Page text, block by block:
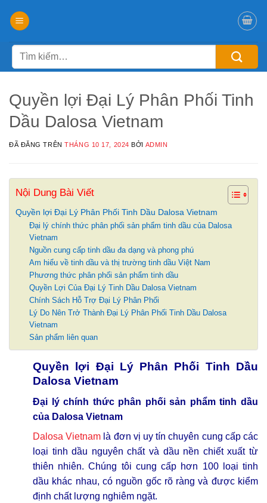
đến
dungTìm
kiếm:
Quyền lợi Đại Lý Phân Phối Tinh
Dầu Dalosa Vietnam
ĐÃ ĐĂNG TRÊNTHÁNG 10 17, 2024 BỞI ADMIN
Nội Dung Bài Viết
Quyền lợi Đại Lý Phân Phối Tinh Dầu Dalosa Vietnam
Đại lý chính thức phân phối sản phẩm tinh dầu của Dalosa
Vietnam
Nguồn cung cấp tinh dầu đa dạng và phong phú
Am hiểu về tinh dầu và thị trường tinh dầu Việt Nam
Phương thức phân phối sản phẩm tinh dầu
Quyền Lợi Của Đại Lý Tinh Dầu Dalosa Vietnam
Chính Sách Hỗ Trợ Đại Lý Phân Phối
Lý Do Nên Trở Thành Đại Lý Phân Phối Tinh Dầu Dalosa
Vietnam
Sản phẩm liên quan
Quyền lợi Đại Lý Phân Phối Tinh Dầu
Dalosa Vietnam
Đại lý chính thức phân phối sản phẩm tinh dầu
của Dalosa Vietnam
Dalosa Vietnam là đơn vị uy tín chuyên cung cấp các
loại tinh dầu nguyên chất và dầu nền chiết xuất từ
thiên nhiên. Chúng tôi cung cấp hơn 100 loại tinh
dầu khác nhau, có nguồn gốc rõ ràng và được kiểm
định chất lượng nghiêm ngặt.